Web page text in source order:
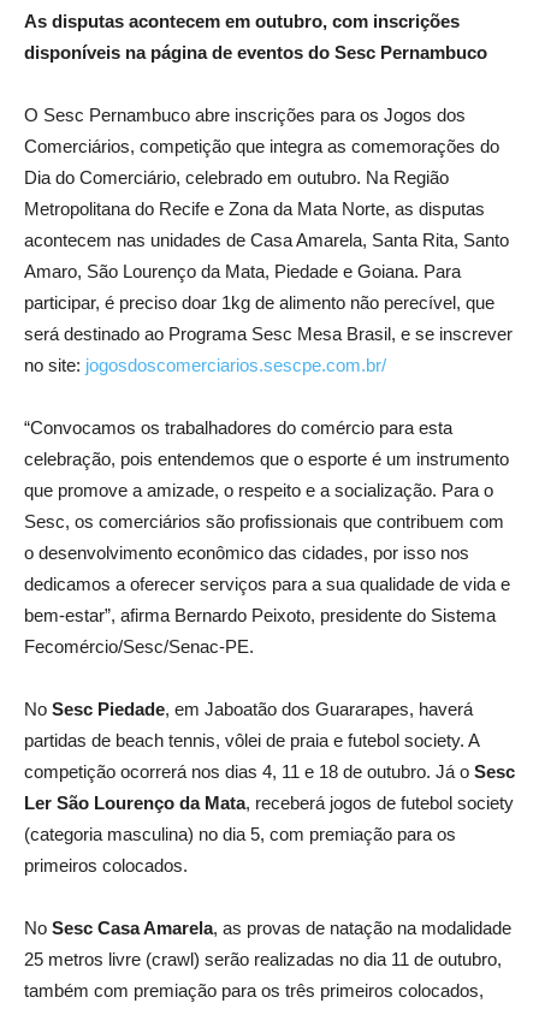
As disputas acontecem em outubro, com inscrições
disponíveis na página de eventos do Sesc Pernambuco
O Sesc Pernambuco abre inscrições para os Jogos dos
Comerciários, competição que integra as comemorações do
Dia do Comerciário, celebrado em outubro. Na Região
Metropolitana do Recife e Zona da Mata Norte, as disputas
acontecem nas unidades de Casa Amarela, Santa Rita, Santo
Amaro, São Lourenço da Mata, Piedade e Goiana. Para
participar, é preciso doar 1kg de alimento não perecível, que
será destinado ao Programa Sesc Mesa Brasil, e se inscrever
no site: jogosdoscomerciarios.sescpe.com.br/
“Convocamos os trabalhadores do comércio para esta
celebração, pois entendemos que o esporte é um instrumento
que promove a amizade, o respeito e a socialização. Para o
Sesc, os comerciários são profissionais que contribuem com
o desenvolvimento econômico das cidades, por isso nos
dedicamos a oferecer serviços para a sua qualidade de vida e
bem-estar”, afirma Bernardo Peixoto, presidente do Sistema
Fecomércio/Sesc/Senac-PE.
No Sesc Piedade, em Jaboatão dos Guararapes, haverá
partidas de beach tennis, vôlei de praia e futebol society. A
competição ocorrerá nos dias 4, 11 e 18 de outubro. Já o Sesc
Ler São Lourenço da Mata, receberá jogos de futebol society
(categoria masculina) no dia 5, com premiação para os
primeiros colocados.
No Sesc Casa Amarela, as provas de natação na modalidade
25 metros livre (crawl) serão realizadas no dia 11 de outubro,
também com premiação para os três primeiros colocados,